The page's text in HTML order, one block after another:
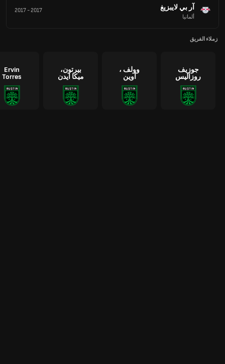
آر بي لايبزيغ
ألمانيا
2017
-
2017
زملاء الفريق
جوزيف
روزاليس
وولف ،
أوين
بيرتون،
ميكا ايدن
Ervin
Torres